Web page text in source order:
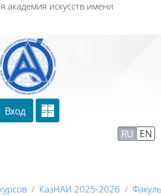
академия искусств имени
Вход
RU EN
КазНАИ 2025-2026